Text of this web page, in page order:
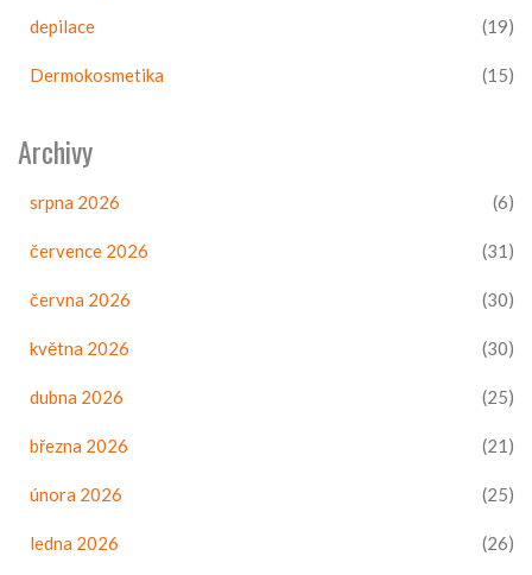
depilace (19)
Dermokosmetika (15)
Archivy
srpna 2026 (6)
července 2026 (31)
června 2026 (30)
května 2026 (30)
dubna 2026 (25)
března 2026 (21)
února 2026 (25)
ledna 2026 (26)